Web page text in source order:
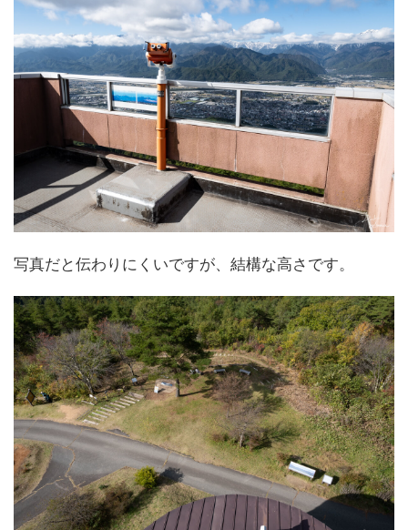
写真だと伝わりにくいですが、結構な高さです。